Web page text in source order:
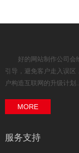
好的网站制作公司会
引导，避免客户走入误
户构造互联网的升级计划
MORE
服务支持